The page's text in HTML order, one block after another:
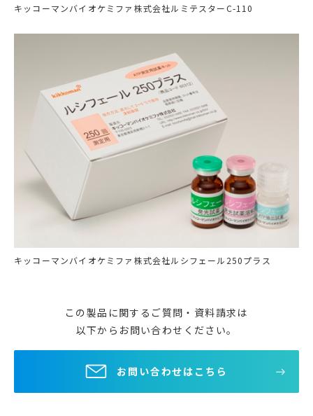
キッコーマンバイオケミファ株式会社ルミテスターC-110
キッコーマンバイオケミファ株式会社ルシフェール250プラス
この製品に関するご質問・資料請求は
以下からお問い合わせください。
お問い合わせはこちら